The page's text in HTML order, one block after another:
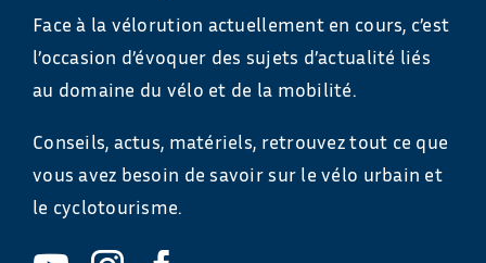
Face à la vélorution actuellement en cours, c’est
l’occasion d’évoquer des sujets d’actualité liés
au domaine du vélo et de la mobilité.
Conseils, actus, matériels, retrouvez tout ce que
vous avez besoin de savoir sur le vélo urbain et
le cyclotourisme.